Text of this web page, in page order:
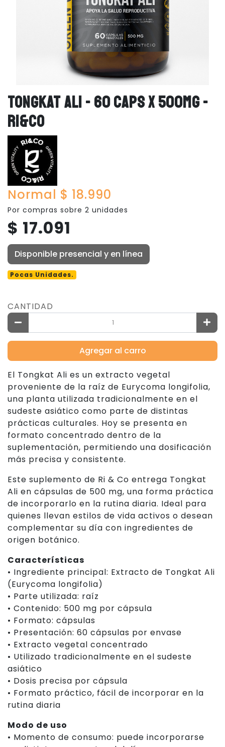
TONGKAT ALI - 60 CAPS X 500MG -
RI&CO
Normal $ 18.990
Por compras sobre 2 unidades
$ 17.091
Disponible presencial y en línea
Pocas Unidades.
CANTIDAD
Agregar al carro
El Tongkat Ali es un extracto vegetal
proveniente de la raíz de Eurycoma longifolia,
una planta utilizada tradicionalmente en el
sudeste asiático como parte de distintas
prácticas culturales. Hoy se presenta en
formato concentrado dentro de la
suplementación, permitiendo una dosificación
más precisa y consistente.
Este suplemento de Ri & Co entrega Tongkat
Ali en cápsulas de 500 mg, una forma práctica
de incorporarlo en la rutina diaria. Ideal para
quienes llevan estilos de vida activos o desean
complementar su día con ingredientes de
origen botánico.
Características
• Ingrediente principal: Extracto de Tongkat Ali
(Eurycoma longifolia)
• Parte utilizada: raíz
• Contenido: 500 mg por cápsula
• Formato: cápsulas
• Presentación: 60 cápsulas por envase
• Extracto vegetal concentrado
• Utilizado tradicionalmente en el sudeste
asiático
• Dosis precisa por cápsula
• Formato práctico, fácil de incorporar en la
rutina diaria
Modo de uso
• Momento de consumo: puede incorporarse